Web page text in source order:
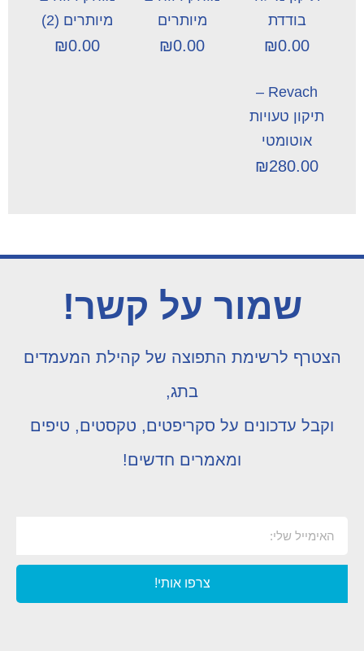
בודדת
₪0.00
מיותרים
₪0.00
מיותרים (2)
₪0.00
Revach –
תיקון טעויות
אוטומטי
₪280.00
שמור על קשר!
הצטרף לרשימת התפוצה של קהילת המעמדים
בתג,
וקבל עדכונים על סקריפטים, טקסטים, טיפים
ומאמרים חדשים!
צרפו אותי!